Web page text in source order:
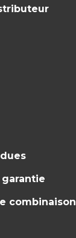
combinaison